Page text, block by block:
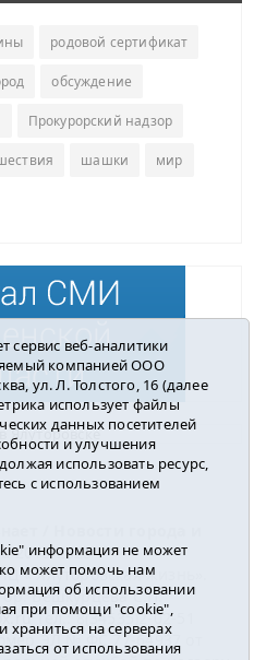
родовой сертификат
обсуждение
Прокурорский надзор
шашки мир
Ялуторовске
2016-2023
« Ялуторовская жизнь».
Вешкурцева С.П.
Тел.: 8(34535)2-02-51
ЭЛ № ФС 77-64937 от
сервис веб-аналитики
компанией ООО
ул. Л. Толстого, 16 (далее
использует файлы
данных посетителей
и улучшения
использовать ресурс,
с использованием
информация не может
может помочь нам
об использовании
при помощи "cookie",
храниться на серверах
от использования